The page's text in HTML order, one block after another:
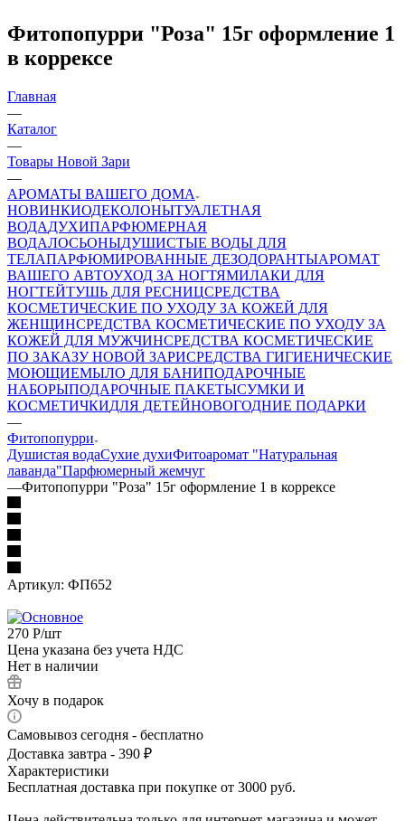
Фитопопурри "Роза" 15г оформление 1
в коррексе
Главная
—
Каталог
—
Товары Новой Зари
—
АРОМАТЫ ВАШЕГО ДОМА
НОВИНКИОДЕКОЛОНЫТУАЛЕТНАЯ
ВОДАДУХИПАРФЮМЕРНАЯ
ВОДАЛОСЬОНЫДУШИСТЫЕ ВОДЫ ДЛЯ
ТЕЛАПАРФЮМИРОВАННЫЕ ДЕЗОДОРАНТЫАРОМАТ
ВАШЕГО АВТОУХОД ЗА НОГТЯМИЛАКИ ДЛЯ
НОГТЕЙТУШЬ ДЛЯ РЕСНИЦСРЕДСТВА
КОСМЕТИЧЕСКИЕ ПО УХОДУ ЗА КОЖЕЙ ДЛЯ
ЖЕНЩИНСРЕДСТВА КОСМЕТИЧЕСКИЕ ПО УХОДУ ЗА
КОЖЕЙ ДЛЯ МУЖЧИНСРЕДСТВА КОСМЕТИЧЕСКИЕ
ПО ЗАКАЗУ НОВОЙ ЗАРИСРЕДСТВА ГИГИЕНИЧЕСКИЕ
МОЮЩИЕМЫЛО ДЛЯ БАНИПОДАРОЧНЫЕ
НАБОРЫПОДАРОЧНЫЕ ПАКЕТЫСУМКИ И
КОСМЕТИЧКИДЛЯ ДЕТЕЙНОВОГОДНИЕ ПОДАРКИ
—
Фитопопурри
Душистая водаСухие духиФитоаромат "Натуральная
лаванда"Парфюмерный жемчуг
—Фитопопурри "Роза" 15г оформление 1 в коррексе
Артикул: ФП652
270 Р/шт
Цена указана без учета НДС
Нет в наличии
Хочу в подарок
Самовывоз сегодня - бесплатно
Доставка завтра - 390 ₽
Характеристики
Бесплатная доставка при покупке от 3000 руб.